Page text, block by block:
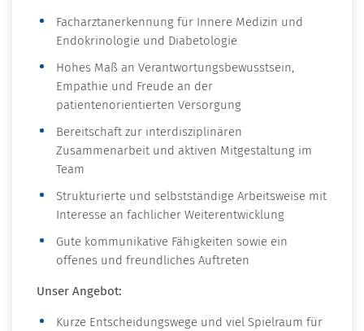
Facharztanerkennung für Innere Medizin und
Endokrinologie und Diabetologie
Hohes Maß an Verantwortungsbewusstsein,
Empathie und Freude an der
patientenorientierten Versorgung
Bereitschaft zur interdisziplinären
Zusammenarbeit und aktiven Mitgestaltung im
Team
Strukturierte und selbstständige Arbeitsweise mit
Interesse an fachlicher Weiterentwicklung
Gute kommunikative Fähigkeiten sowie ein
offenes und freundliches Auftreten
Unser Angebot:
Kurze Entscheidungswege und viel Spielraum für